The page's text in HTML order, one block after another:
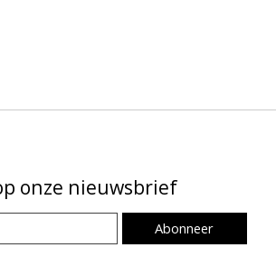
onze nieuwsbrief
Abonneer